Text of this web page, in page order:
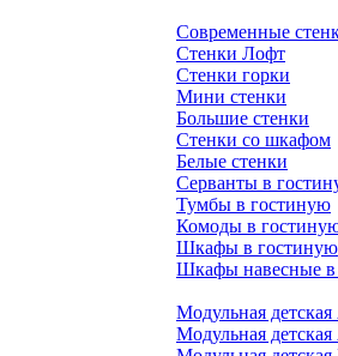
Современные
Стенки Лофт
Стенки горки
Мини стенки
Большие стенки
Стенки со шкафом
Белые стенки
Серванты в
Тумбы в гостиную
Комоды в
Шкафы в гостиную
Шкафы навесные в
Модульная детская
Модульная детская